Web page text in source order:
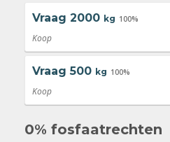
Vraag 2000 kg 100%
Koop
Vraag 500 kg 100%
Koop
0% fosfaatrechten